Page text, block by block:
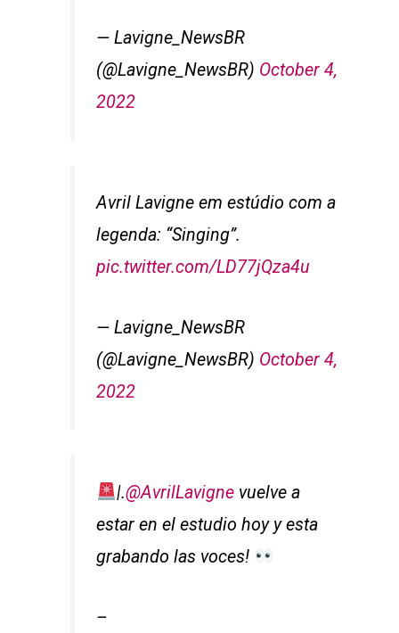
— Lavigne_NewsBR
(@Lavigne_NewsBR) October 4,
2022
Avril Lavigne em estúdio com a
legenda: “Singing”.
pic.twitter.com/LD77jQza4u
— Lavigne_NewsBR
(@Lavigne_NewsBR) October 4,
2022
|.@AvrilLavignevuelve a
estar en el estudio hoy y esta
grabando las voces!
–